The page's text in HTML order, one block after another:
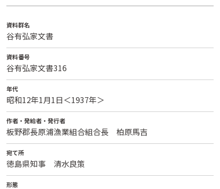
資料群名
谷有弘家文書
資料番号
谷有弘家文書316
年代
昭和12年1月1日＜1937年＞
作者・発給者・発行者
板野郡長原浦漁業組合組合長 柏原馬吉
宛て所
徳島県知事 清水良策
形態